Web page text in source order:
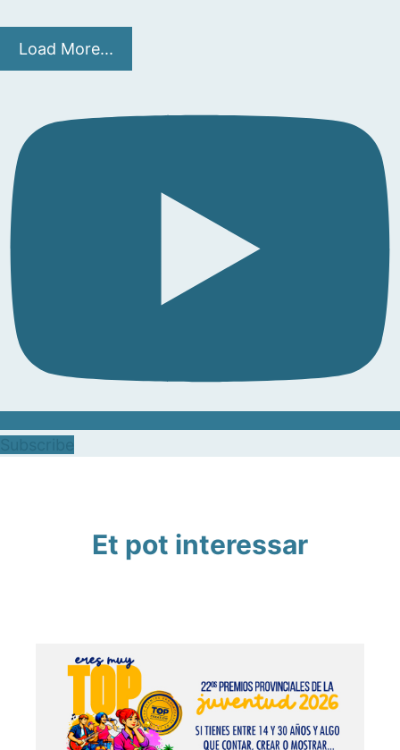
Load More...
Et pot interessar